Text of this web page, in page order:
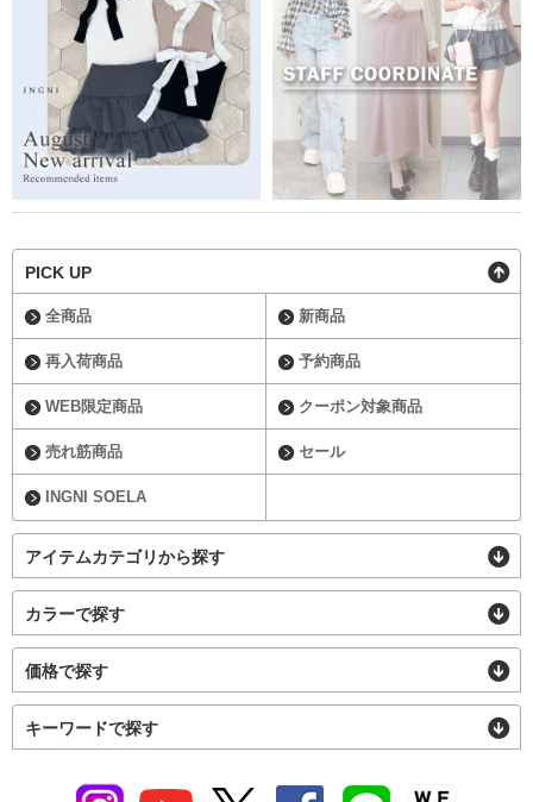
PICK UP
全商品 新商品
再入荷商品 予約商品
WEB限定商品 クーポン対象商品
売れ筋商品 セール
INGNI SOELA
アイテムカテゴリから探す
カラーで探す
価格で探す
キーワードで探す